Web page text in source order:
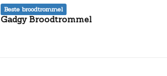
Stokke Kinderwagens
Beste broodtrommel
Gadgy Broodtrommel